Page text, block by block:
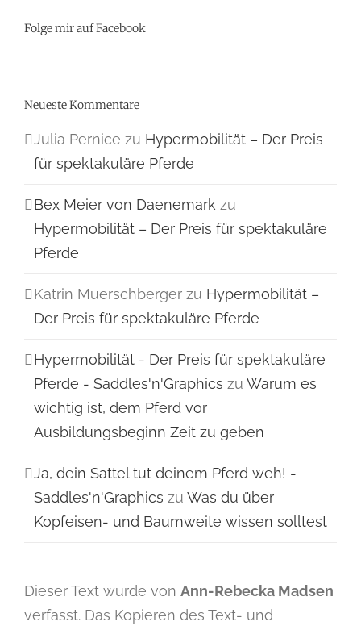
Folge mir auf Facebook
Neueste Kommentare
Julia Pernice zu Hypermobilität – Der Preis
für spektakuläre Pferde
Bex Meier von Daenemark zu
Hypermobilität – Der Preis für spektakuläre
Pferde
Katrin Muerschberger zu Hypermobilität –
Der Preis für spektakuläre Pferde
Hypermobilität - Der Preis für spektakuläre
Pferde - Saddles'n'Graphics zu Warum es
wichtig ist, dem Pferd vor
Ausbildungsbeginn Zeit zu geben
Ja, dein Sattel tut deinem Pferd weh! -
Saddles'n'Graphics zu Was du über
Kopfeisen- und Baumweite wissen solltest
Dieser Text wurde von Ann-Rebecka Madsen
verfasst. Das Kopieren des Text- und